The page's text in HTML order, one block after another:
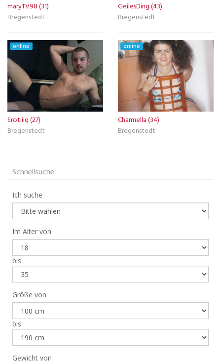
maryTV98 (31)
Bregenstedt
GeilesDing (43)
Bregenstedt
online
Erotiiiq (27)
Bregenstedt
online
Charmella (34)
Bregenstedt
Schnellsuche
Ich suche
Im Alter von
bis
Größe von
bis
Gewicht von